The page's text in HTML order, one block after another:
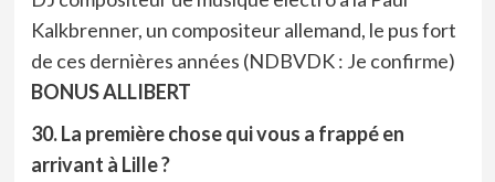
Kalkbrenner, un compositeur allemand, le pus fort
de ces dernières années (NDBVDK : Je confirme)
BONUS ALLIBERT
30. La première chose qui vous a frappé en
arrivant à Lille ?